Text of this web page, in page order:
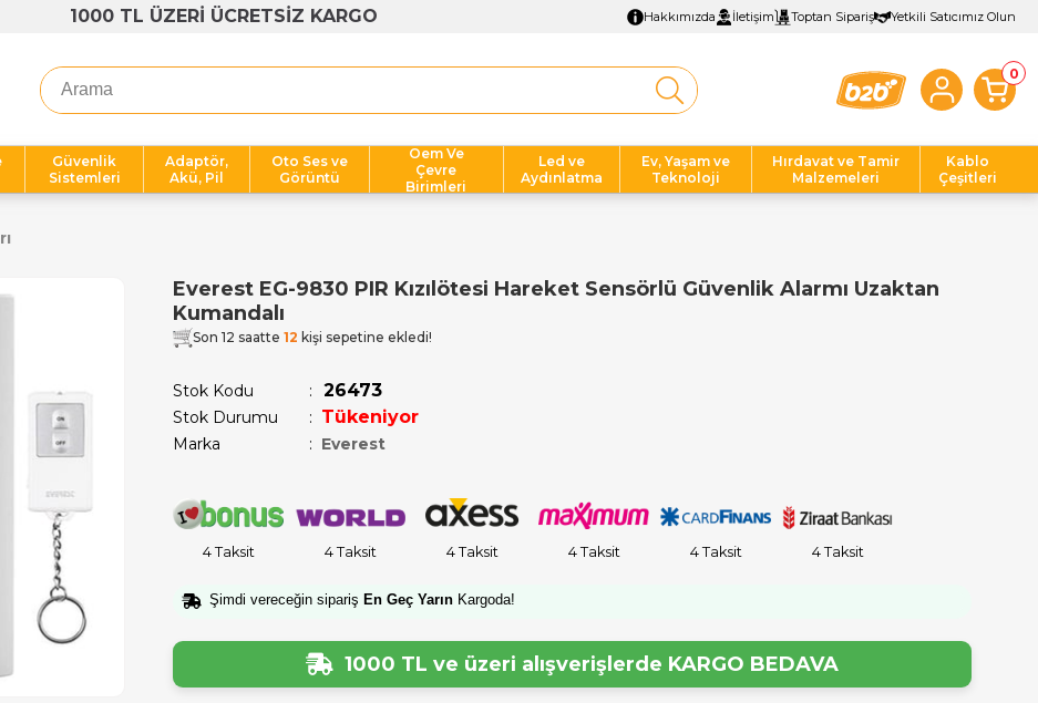
1000 TL ÜZERİ ÜCRETSİZ KARGO Hakkımızda İletişim Toptan Sipariş Yetkili Satıcımız Olun
0
Güvenlik
Sistemleri
Adaptör,
Akü, Pil
Oto Ses ve
Görüntü
Oem Ve
Çevre
Birimleri
Led ve
Aydınlatma
Ev, Yaşam ve
Teknoloji
Hırdavat ve Tamir
Malzemeleri
Kablo
Çeşitleri
Everest EG-9830 PIR Kızılötesi Hareket Sensörlü Güvenlik Alarmı Uzaktan
Kumandalı
Son 12 saatte 12 kişi sepetine ekledi!
Stok Kodu 26473
Stok Durumu : Tükeniyor
Marka : Everest
4 Taksit 4 Taksit 4 Taksit 4 Taksit 4 Taksit 4 Taksit
Şimdi vereceğin sipariş En Geç Yarın Kargoda!
1000 TL ve üzeri alışverişlerde KARGO BEDAVA